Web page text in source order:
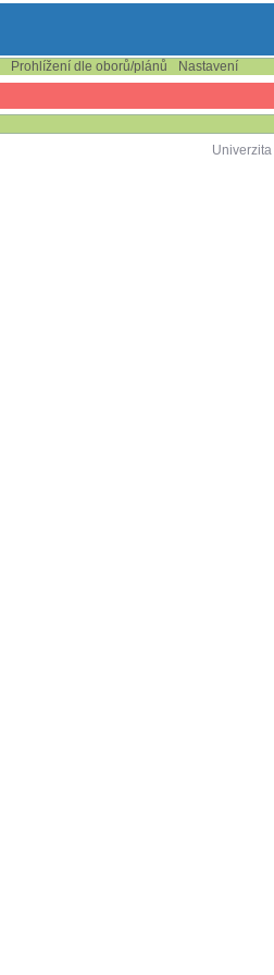
Prohlížení dle oborů/plánů
Nastavení